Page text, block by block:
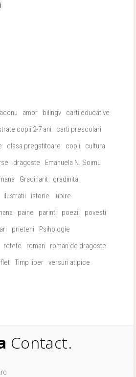
amor bilingv
carti educative
copii 2-7 ani
carti prescolari
clasa pregatitoare copii
cultura
dragoste
Emanuela N. Soimu
Gradinarit
gradinita
ilustratii istorie
iubire
paine parinti poezii
povesti
prieteni
Psihologie
retete roman
roman de dragoste
Timp liber versuri atipice
Contact.